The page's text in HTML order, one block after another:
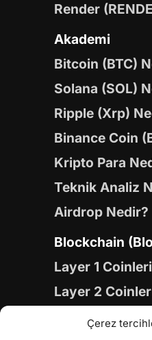
Çerez
Render
Akademi
Bitcoin (BTC)
Solana (SOL)
Ripple (Xrp)
Binance Coin
Kripto Para
Teknik Analiz
Airdrop Nedir?
Blockchain
Layer 1 Coinleri
Layer 2
Yapay Zeka